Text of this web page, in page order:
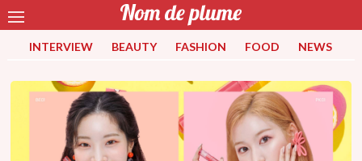
INTERVIEW BEAUTY FASHION FOOD NEWS